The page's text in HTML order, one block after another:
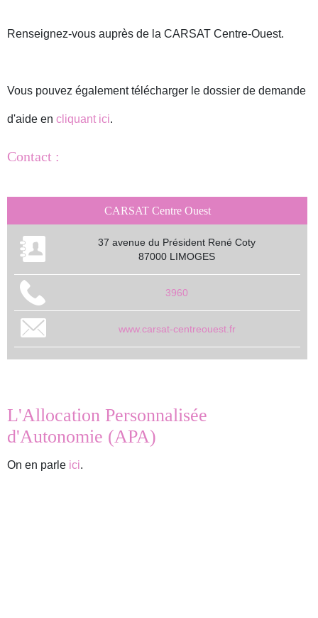
Renseignez-vous auprès de la CARSAT Centre-Ouest.
Vous pouvez également télécharger le dossier de demande
d'aide en cliquant ici.
Contact :
CARSAT Centre Ouest
37 avenue du Président René Coty
87000 LIMOGES
3960
www.carsat-centreouest.fr
L'Allocation Personnalisée
d'Autonomie (APA)
On en parle ici.